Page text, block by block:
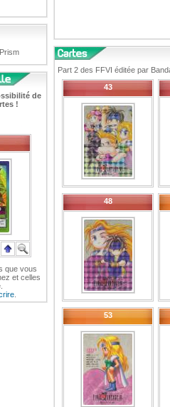
Prism
de
!
que vous
et celles
.
Part 2 des FFVI éditée par
43
48
53